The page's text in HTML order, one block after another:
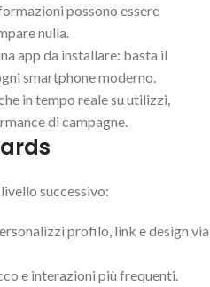
possono essere
nulla.
app da installare: basta il
smartphone moderno.
in tempo reale su utilizzi,
di campagne.
successivo:
profilo, link e design via
e interazioni più frequenti.